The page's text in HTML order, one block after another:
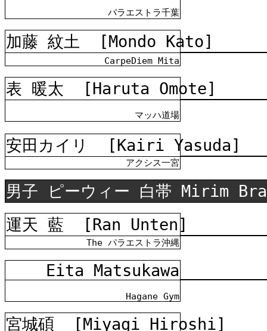
パラエストラ千葉
加藤 紋土 [Mondo Kato]
CarpeDiem Mita
表 暖太 [Haruta Omote]
マッハ道場
安田カイリ [Kairi Yasuda]
アクシス一宮
男子 ピーウィー 白帯 Mirim
運天 藍
[Ran Unten]
The パラエストラ沖縄
Eita Matsukawa
Hagane Gym
宮城碩 [Miyagi Hiroshi]